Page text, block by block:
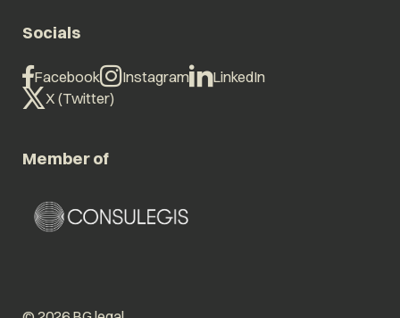
Socials
Facebook Instagram
LinkedIn
X (Twitter)
Member of